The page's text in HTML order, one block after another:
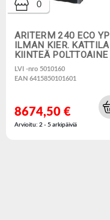
ARITERM 240 ECO YP
ILMAN KIER. KATTILA
KIINTEÄ POLTTOAINE
LVI -nro 5010160
EAN 6415850101601
0
8674,50 €
Arvioitu: 2 - 5 arkipäiviä